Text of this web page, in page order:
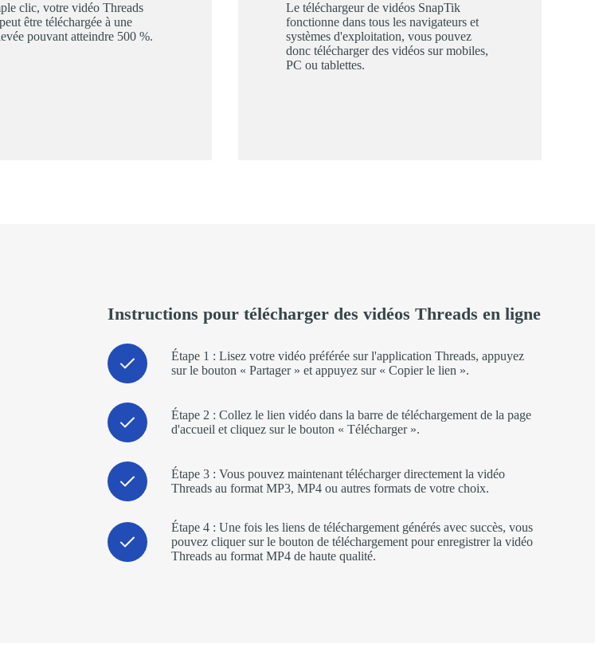
clic, votre vidéo Threads
être téléchargée à une
pouvant atteindre 500 %.
Le téléchargeur de vidéos SnapTik
fonctionne dans tous les navigateurs et
systèmes d'exploitation, vous pouvez
donc télécharger des vidéos sur mobiles,
PC ou tablettes.
Instructions pour télécharger des vidéos Threads en ligne
Étape 1 : Lisez votre vidéo préférée sur l'application Threads, appuyez
sur le bouton « Partager » et appuyez sur « Copier le lien ».
Étape 2 : Collez le lien vidéo dans la barre de téléchargement de la page
d'accueil et cliquez sur le bouton « Télécharger ».
Étape 3 : Vous pouvez maintenant télécharger directement la vidéo
Threads au format MP3, MP4 ou autres formats de votre choix.
Étape 4 : Une fois les liens de téléchargement générés avec succès, vous
pouvez cliquer sur le bouton de téléchargement pour enregistrer la vidéo
Threads au format MP4 de haute qualité.